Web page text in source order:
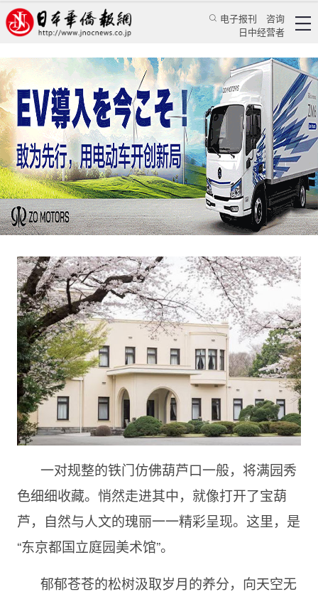
电子报刊
咨询
日中经营者
斜阳秋枫中的东京都庭园美术馆
——东京大都会的别样之美（十七）
蒋丰 特辑 精游日本
日本华侨报网 2021/3/26 08:45:59
一对规整的铁门仿佛葫芦口一般，将满园秀
色细细收藏。悄然走进其中，就像打开了宝葫
芦，自然与人文的瑰丽一一精彩呈现。这里，是
“东京都国立庭园美术馆”。
郁郁苍苍的松树汲取岁月的养分，向天空无